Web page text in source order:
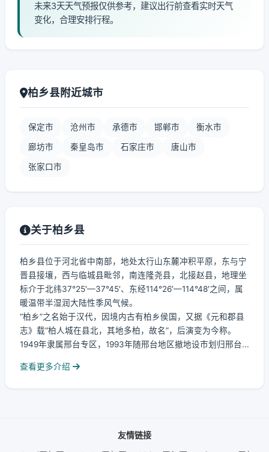
未来3天天气预报仅供参考，建议出行前查看实时天气
变化，合理安排行程。
柏乡县附近城市
保定市 沧州市 承德市 邯郸市 衡水市
廊坊市 秦皇岛市 石家庄市 唐山市
张家口市
关于柏乡县
柏乡县位于河北省中南部，地处太行山东麓冲积平原，东与宁
晋县接壤，西与临城县毗邻，南连隆尧县，北接赵县，地理坐
标介于北纬37°25′—37°45′、东经114°26′—114°48′之间，属
暖温带半湿润大陆性季风气候。
“柏乡”之名始于汉代，因境内古有柏乡侯国，又据《元和郡县
志》载“柏人城在县北，其地多柏，故名”，后演变为今称。
1949年隶属邢台专区，1993年随邢台地区撤地设市划归邢台...
查看更多介绍
友情链接